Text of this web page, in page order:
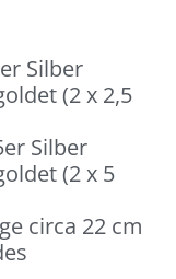
Silber
(2 x 2,5
Silber
(2 x 5
circa 22 cm